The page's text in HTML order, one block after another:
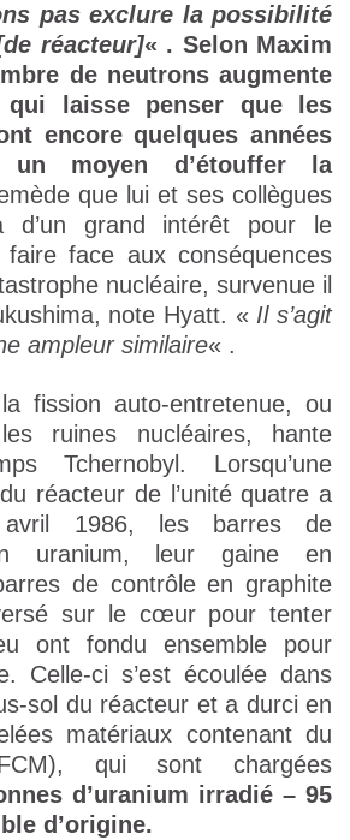
pas exclure la possibilité
réacteur]« . Selon Maxim
de neutrons augmente
qui laisse penser que les
encore quelques années
un moyen d’étouffer la
que lui et ses collègues
d’un grand intérêt pour le
face aux conséquences
nucléaire, survenue il
note Hyatt. « Il s’agit
ampleur similaire« .
fission auto-entretenue, ou
ruines nucléaires, hante
Tchernobyl. Lorsqu’une
réacteur de l’unité quatre a
1986, les barres de
uranium, leur gaine en
de contrôle en graphite
sur le cœur pour tenter
ont fondu ensemble pour
Celle-ci s’est écoulée dans
sol du réacteur et a durci en
matériaux contenant du
qui sont chargées
d’uranium irradié – 95
d’origine.